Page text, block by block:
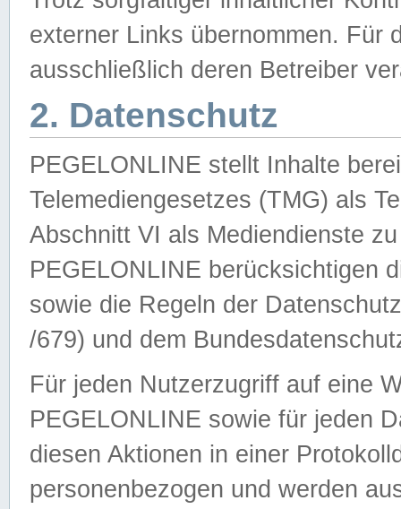
externer Links übernommen. Für
ausschließlich deren Betreiber
2. Datenschutz
PEGELONLINE stellt Inhalte
Telemediengesetzes (TMG) als
Abschnitt VI als Mediendienste
PEGELONLINE berücksichtigen
sowie die Regeln der
/679) und dem
Für jeden Nutzerzugriff auf eine
PEGELONLINE sowie für jeden
diesen Aktionen in einer
personenbezogen und werden